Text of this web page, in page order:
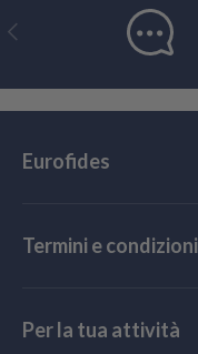
Indietro
Eurofides
Termini e condizioni
Per la tua attività